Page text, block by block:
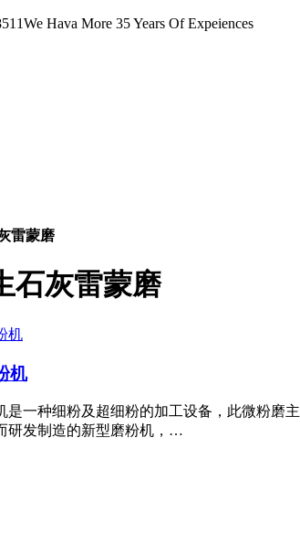
We Hava More 35 Years Of Expeiences
雷蒙磨
石灰雷蒙磨
机
是一种细粉及超细粉的加工设备，此微粉磨
研发制造的新型磨粉机，…